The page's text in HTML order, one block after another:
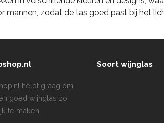
mannen, zodat de tas goed past bij het
helpt graag om
goed wijnglas zo
te maken.
Soort wijnglas